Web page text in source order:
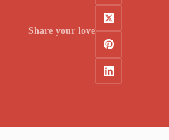
Share your love